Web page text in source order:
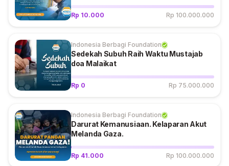
Rp 10.000 Rp 100.000.000
Indonesia Berbagi Foundation
Sedekah Subuh Raih Waktu Mustajab
doa Malaikat
Rp 0 Rp 75.000.000
Indonesia Berbagi Foundation
Darurat Kemanusiaan. Kelaparan Akut
Melanda Gaza.
Rp 41.000 Rp 100.000.000